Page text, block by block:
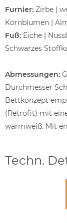
Furnier: Zirbe |
Kornblumen |
Fuß: Eiche |
Schwarzes
Abmessungen:
Durchmesser
Bettkonzept
(Retrofit) mit
warmweiß. Mit
Techn.